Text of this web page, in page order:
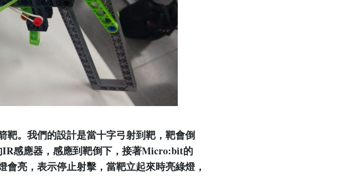
靶。我們的設計是當十字弓射到靶，靶會倒
感應器，感應到靶倒下，接著Micro:bit的
亮，表示停止射擊，當靶立起來時亮綠燈，